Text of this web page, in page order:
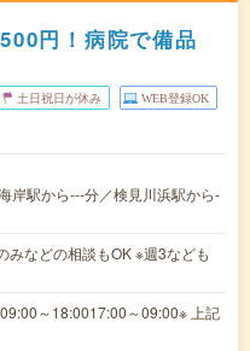
円！病院で備品
土日祝日が休み WEB登録OK
岸駅から---分／検見川浜駅から-
みなどの相談もOK ※週3なども
～18:0017:00～09:00※ 上記